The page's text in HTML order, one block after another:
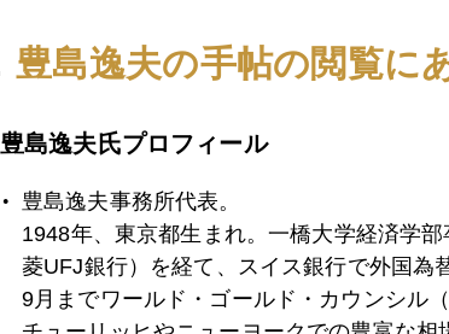
2022年
2022年12月26日 初心者向け「金についての
豊島逸夫の手帖の閲覧に
豊島逸夫氏プロフィール
豊島逸夫事務所代表。
1948年、東京都生まれ。一橋大学経済学
菱UFJ銀行）を経て、スイス銀行で外国為
9月までワールド・ゴールド・カウンシル